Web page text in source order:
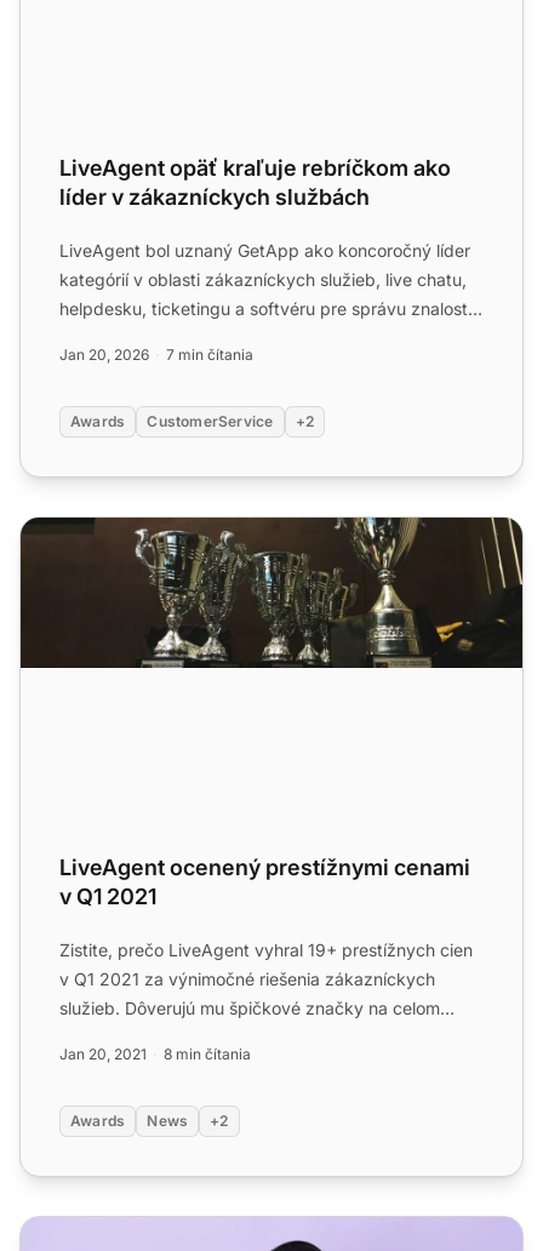
LiveAgent opäť kraľuje rebríčkom ako
líder v zákazníckych službách
LiveAgent bol uznaný GetApp ako koncoročný líder
kategórií v oblasti zákazníckych služieb, live chatu,
helpdesku, ticketingu a softvéru pre správu znalostí.
Jan 20, 2026 7 min čítania
Awards CustomerService +2
LiveAgent ocenený prestížnymi cenami v Q1 2021
LiveAgent ocenený prestížnymi cenami
v Q1 2021
Zistite, prečo LiveAgent vyhral 19+ prestížnych cien
v Q1 2021 za výnimočné riešenia zákazníckych
služieb. Dôverujú mu špičkové značky na celom
Jan 20, 2021 8 min čítania
Awards News +2
LiveAgent uznaný ako líder kategórie v roku 2025 v